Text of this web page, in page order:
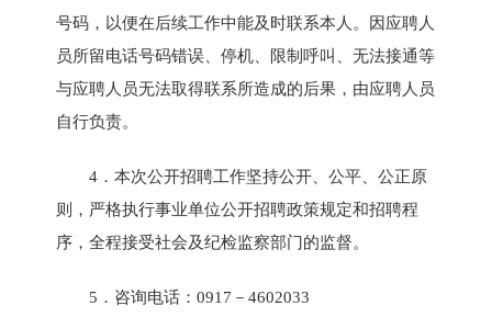
号码，以便在后续工作中能及时联系本人。因应聘人
员所留电话号码错误、停机、限制呼叫、无法接通等
与应聘人员无法取得联系所造成的后果，由应聘人员
自行负责。
4．本次公开招聘工作坚持公开、公平、公正原
则，严格执行事业单位公开招聘政策规定和招聘程
序，全程接受社会及纪检监察部门的监督。
5．咨询电话：0917－4602033